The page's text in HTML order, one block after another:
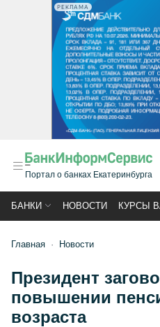
РЕКЛАМА
Портал о банках Екатеринбурга
БАНКИ НОВОСТИ КУРСЫ
Главная Новости
Президент
повышении
возраста